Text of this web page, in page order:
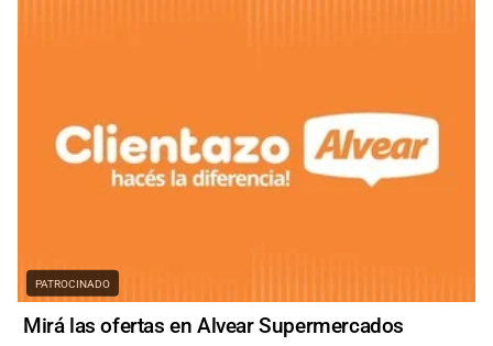
PATROCINADO
Mirá las ofertas en Alvear Supermercados